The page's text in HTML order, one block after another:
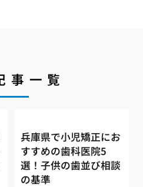
事一覧
兵庫県で小児矯正にお
すすめの歯科医院5
選！子供の歯並び相談
の基準